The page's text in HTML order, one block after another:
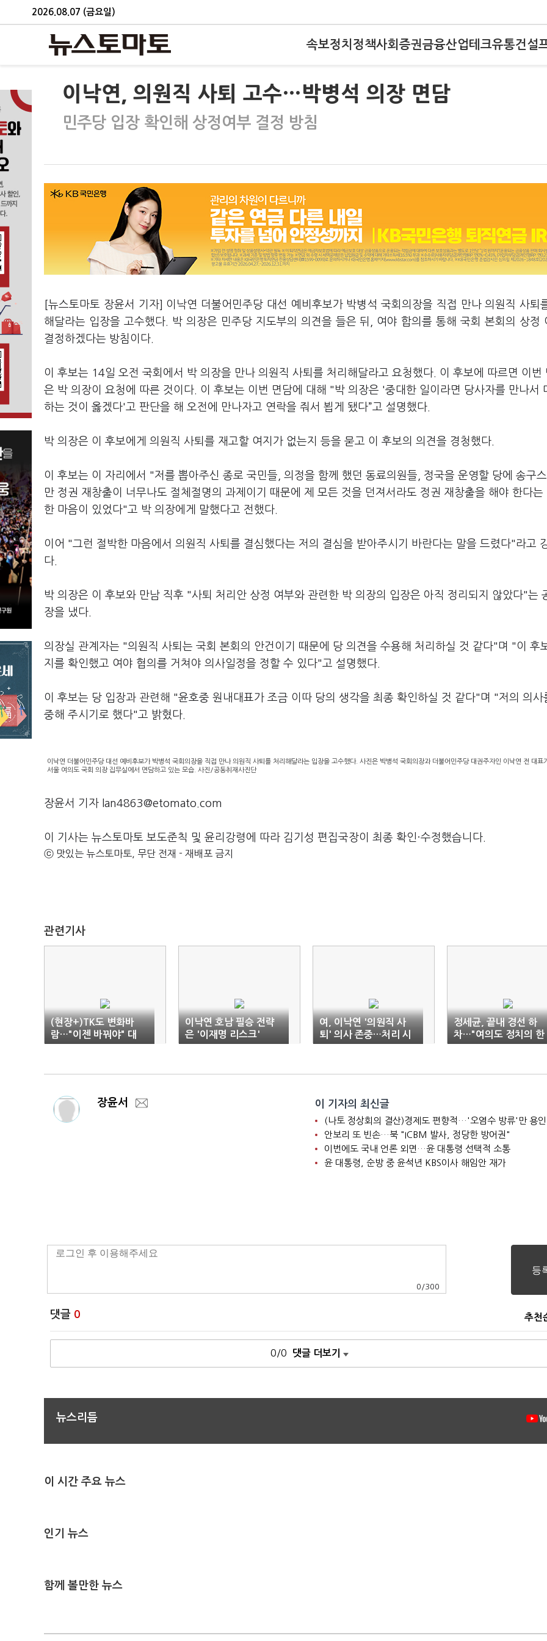
2026.08.07 (금요일)
속보정치 정책사회 증권금융산업테크유통건설
이낙연, 의원직 사퇴 고수…박병석 의장 면담
민주당 입장 확인해 상정여부 결정 방침
[뉴스토마토 장윤서 기자] 이낙연 더불어민주당 대선 예비후보가 박병석 국회의장을 직접 만나 의원직 사퇴
해달라는 입장을 고수했다. 박 의장은 민주당 지도부의 의견을 들은 뒤, 여야 합의를 통해 국회 본회의 상정
결정하겠다는 방침이다.
이 후보는 14일 오전 국회에서 박 의장을 만나 의원직 사퇴를 처리해달라고 요청했다. 이 후보에 따르면 이번
은 박 의장이 요청에 따른 것이다. 이 후보는 이번 면담에 대해 "박 의장은 '중대한 일이라면 당사자를 만나서
하는 것이 옳겠다'고 판단을 해 오전에 만나자고 연락을 줘서 뵙게 됐다”고 설명했다.
박 의장은 이 후보에게 의원직 사퇴를 재고할 여지가 없는지 등을 묻고 이 후보의 의견을 경청했다.
이 후보는 이 자리에서 "저를 뽑아주신 종로 국민들, 의정을 함께 했던 동료의원들, 정국을 운영할 당에 송구
만 정권 재창출이 너무나도 절체절명의 과제이기 때문에 제 모든 것을 던져서라도 정권 재창출을 해야 한다는
한 마음이 있었다"고 박 의장에게 말했다고 전했다.
이어 "그런 절박한 마음에서 의원직 사퇴를 결심했다는 저의 결심을 받아주시기 바란다는 말을 드렸다"라고
다.
박 의장은 이 후보와 만남 직후 "사퇴 처리안 상정 여부와 관련한 박 의장의 입장은 아직 정리되지 않았다"는
장을 냈다.
의장실 관계자는 "의원직 사퇴는 국회 본회의 안건이기 때문에 당 의견을 수용해 처리하실 것 같다"며 "이 후
지를 확인했고 여야 협의를 거쳐야 의사일정을 정할 수 있다"고 설명했다.
이 후보는 당 입장과 관련해 "윤호중 원내대표가 조금 이따 당의 생각을 최종 확인하실 것 같다"며 "저의 의사
중해 주시기로 했다"고 밝혔다.
이낙연 더불어민주당 대선 예비후보가 박병석 국회의장을 직접 만나 의원직 사퇴를 처리해달라는 입장을 고수했다. 사진은 박병석 국회의장과 더불어민주당 대권주자인 이낙연 전 대표
서울 여의도 국회 의장 집무실에서 면담하고 있는 모습. 사진/공동취재사진단
장윤서 기자 lan4863@etomato.com
이 기사는 뉴스토마토 보도준칙 및 윤리강령에 따라 김기성 편집국장이 최종 확인·수정했습니다.
ⓒ 맛있는 뉴스토마토, 무단 전재 - 재배포 금지
관련기사
(현장+)TK도 변화바
람…"이젠 바꿔야" 대
"정권 찾아야"
이낙연 호남 필승 전략
은 '이재명 리스크'
여, 이낙연 '의원직 사
퇴' 의사 존중…처리 시
점은 추후 논의
정세균, 끝내 경선 하
차…"여의도 정치의 한
계"(종합)
장윤서 이 기자의 최신글
(나토 정상회의 결산)경제도 편향적…'오염수 방류'만 용인
안보리 또 빈손…북 "ICBM 발사, 정당한 방어권"
이번에도 국내 언론 외면…윤 대통령 선택적 소통
윤 대통령, 순방 중 윤석년 KBS이사 해임안 재가
0 /300
댓글 0 추천
0/0 댓글 더보기
뉴스리듬
이 시간 주요 뉴스
인기 뉴스
함께 볼만한 뉴스